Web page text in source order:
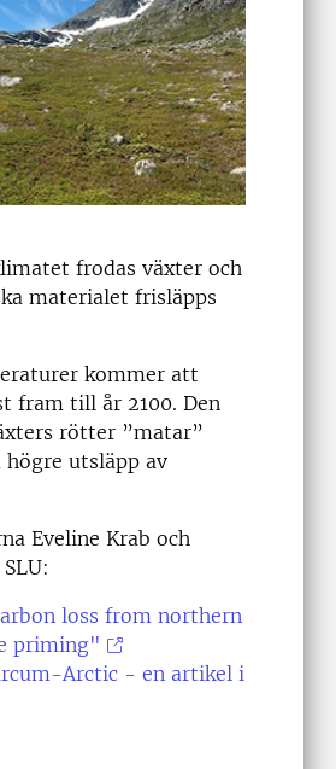
frodas växter och
materialet frisläpps
kommer att
fram till år 2100. Den
rötter ”matar”
utsläpp av
Eveline Krab och
loss from northern
priming"
Arctic - en artikel i